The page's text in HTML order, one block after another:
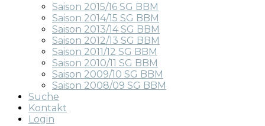
Saison 2015/16 SG BBM
Saison 2014/15 SG BBM
Saison 2013/14 SG BBM
Saison 2012/13 SG BBM
Saison 2011/12 SG BBM
Saison 2010/11 SG BBM
Saison 2009/10 SG BBM
Saison 2008/09 SG BBM
Suche
Kontakt
Login